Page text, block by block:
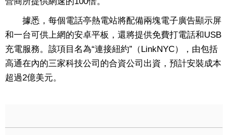
據悉，每個電話亭熱電站將配備兩塊電子廣告顯示屏
和一台可供上網的安卓平板，還將提供免費打電話和USB
充電服務。該項目名為“連接紐約”（LinkNYC），由包括
高通在內的三家科技公司的合資公司出資，預計安裝成本
超過2億美元。